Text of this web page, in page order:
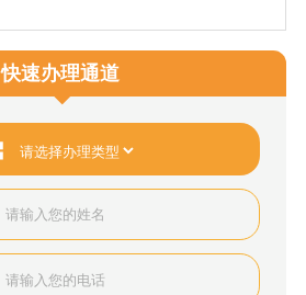
快速办理通道